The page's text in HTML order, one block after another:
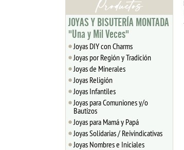
JOYAS Y BISUTERÍA MONTADA
"Una y Mil Veces"
Joyas DIY con Charms
Joyas por Región y Tradición
Joyas de Minerales
Joyas Religión
Joyas Infantiles
Joyas para Comuniones y/o
Bautizos
Joyas para Mamá y Papá
Joyas Solidarias / Reivindicativas
Joyas Nombres e Iniciales